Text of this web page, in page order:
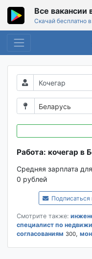
Все вакансии
Скачай бесплатно
Беларусь
Работа: кочегар в
Средняя зарплата
0 рублей
Подписаться
Смотрите также:
специалист по
согласованиям 300,